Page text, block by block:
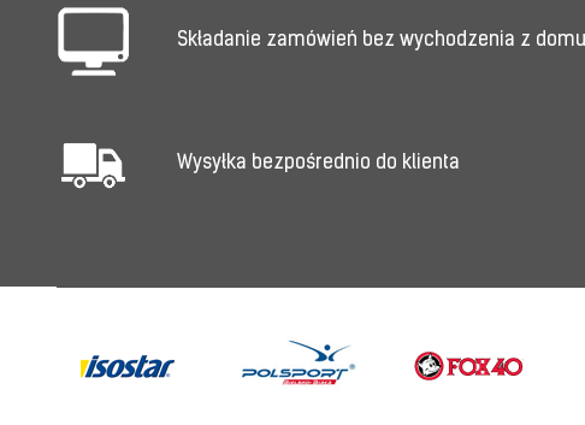
Składanie zamówień bez wychodzenia z domu
Wysyłka bezpośrednio do klienta